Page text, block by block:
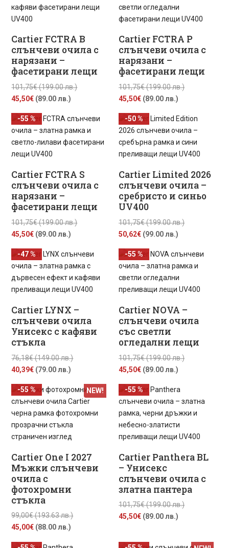
лв.).
(88.00
(88.00
лв.).
Cartier FCTRA B
слънчеви очила с
нарязани –
фасетирани лещи
101,75€(199.00 лв.)Original
101,75€
(199.00
лв.).
45,50€ (89.00 лв.)
е:
45,50€
(89.00
Cartier FCTRA P
слънчеви очила с
нарязани –
фасетирани лещи
101,75€(199.00 лв.)Original
101,75€
(199.00
лв.).
45,50€ (89.00 лв.)
е:
45,50€
(89.00
лв.).
Cartier FCTRA S
слънчеви очила с
нарязани –
фасетирани лещи
101,75€(199.00 лв.)Original
101,75€
(199.00
лв.).
45,50€ (89.00 лв.)
е:
45,50€
(89.00
лв.).
-55 %
Cartier Limited 2026
слънчеви очила –
сребристо и синьо
UV400
101,75€(199.00 лв.)Original
101,75€
(199.00
50,62€ (99.00 лв.)
е:
50,62€
(99.00
лв.).
-50 %
Cartier LYNX –
слънчеви очила
Унисекс с кафяви
стъкла
76,18€(149.00 лв.)Original
76,18€
(149.00
лв.).
40,39€ (79.00 лв.)
е:
40,39€
(79.00
лв.).
-47 %
Cartier NOVA –
слънчеви очила
със светли
огледални лещи
101,75€(199.00 лв.)Original
(199.00
лв.).
45,50€ (89.00 лв.)
е:
45,50€
(89.00
лв.).
-55 %
Cartier One I 2027
Мъжки слънчеви
очила с
фотохромни
стъкла
NEW!
99,00€(193.63 лв.)Original
45,00€ (88.00 лв.)
-55 %
Cartier Panthera BL
– Унисекс
слънчеви очила с
златна пантера
101,75€(199.00 лв.)Original
45,50€ (89.00 лв.)
-55 %